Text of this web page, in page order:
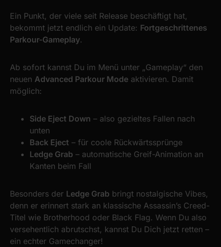
Ein Punkt, der viele seit Release beschäftigt hat,
bekommt jetzt endlich ein Update: Fortgeschrittenes
Parkour-Gameplay.
Ab sofort kannst Du im Menü unter „Gameplay“ den
neuen Advanced Parkour Mode aktivieren. Damit
möglich:
Side Eject Down – also gezieltes Fallen nach
unten
Back Eject – für coole Rückwärtssprünge
Ledge Grab – automatische Greif-Animation an
Kanten beim Fall
Besonders der Ledge Grab bringt nostalgische Vibes,
denn er erinnert stark an klassische Assassin’s Creed-
Titel wie Brotherhood oder Black Flag. Wenn Du also
versehentlich abrutschst, kannst Du Dich jetzt retten –
ein echter Gamechanger!